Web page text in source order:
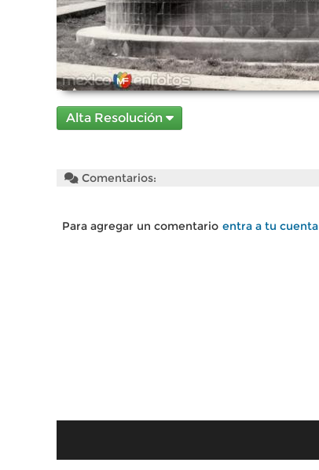
Alta Resolución
Comentarios:
Para agregar un comentario entra a tu cuenta